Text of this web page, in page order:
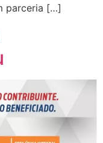
parceria […]